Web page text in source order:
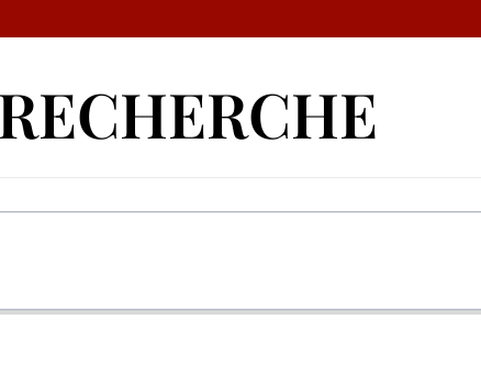
RECHERCHE